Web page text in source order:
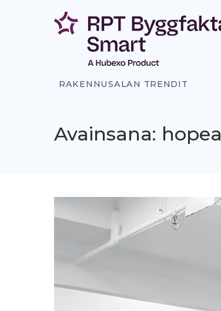
RAKENNUSALAN TRENDIT
Avainsana: hopea